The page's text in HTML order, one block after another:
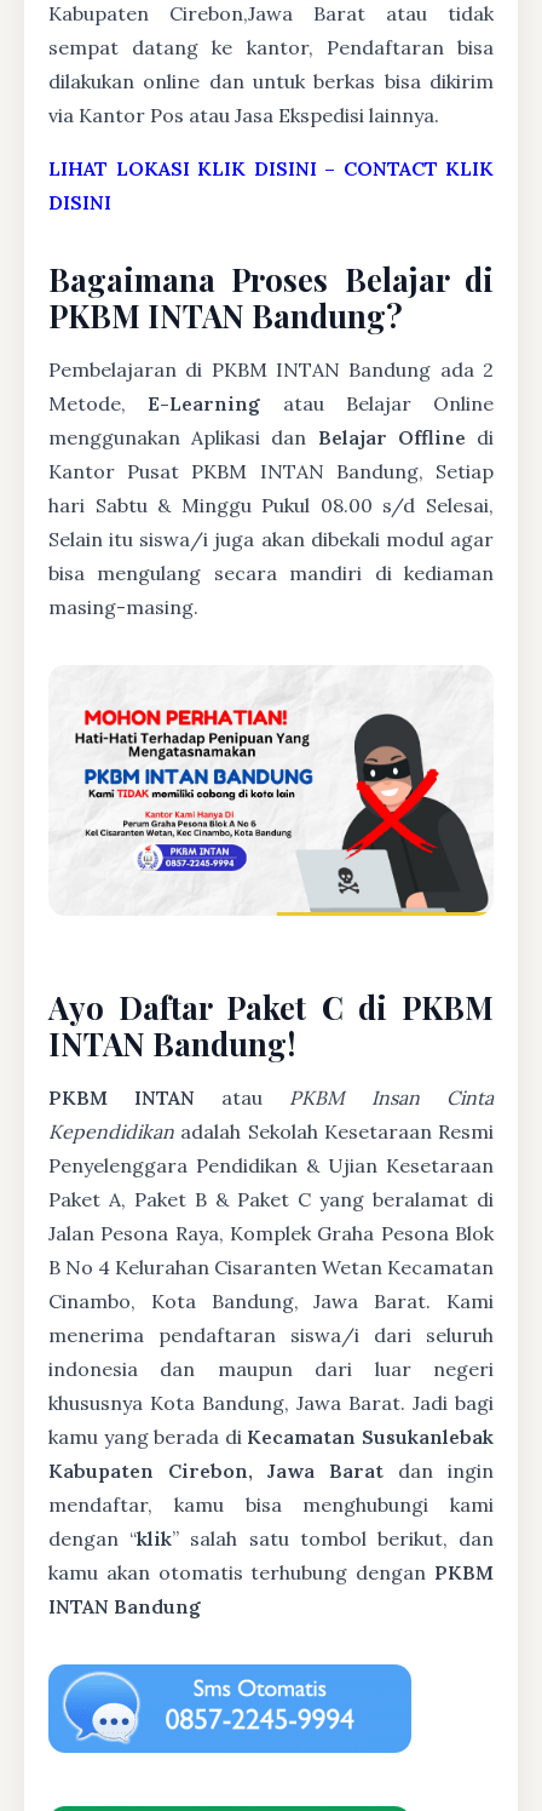
Kabupaten Cirebon,Jawa Barat atau tidak
sempat datang ke kantor, Pendaftaran bisa
dilakukan online dan untuk berkas bisa dikirim
via Kantor Pos atau Jasa Ekspedisi lainnya.
LIHAT LOKASI KLIK DISINI – CONTACT KLIK
DISINI
Bagaimana Proses Belajar di
PKBM INTAN Bandung?
Pembelajaran di PKBM INTAN Bandung ada 2
Metode,E-Learning atau Belajar Online
menggunakan Aplikasi dan Belajar Offline di
Kantor Pusat PKBM INTAN Bandung, Setiap
hari Sabtu & Minggu Pukul 08.00 s/d Selesai,
Selain itu siswa/i juga akan dibekali modul agar
bisa mengulang secara mandiri di kediaman
masing-masing.
Ayo Daftar Paket C di PKBM
INTAN Bandung!
PKBM INTAN atau PKBM Insan Cinta
Kependidikan adalah Sekolah Kesetaraan Resmi
Penyelenggara Pendidikan & Ujian Kesetaraan
Paket A, Paket B & Paket C yang beralamat di
Jalan Pesona Raya, Komplek Graha Pesona Blok
B No 4 Kelurahan Cisaranten Wetan Kecamatan
Cinambo, Kota Bandung, Jawa Barat. Kami
menerima pendaftaran siswa/i dari seluruh
indonesia dan maupun dari luar negeri
khususnya Kota Bandung, Jawa Barat. Jadi bagi
kamu yang berada di Kecamatan Susukanlebak
Kabupaten Cirebon, Jawa Barat dan ingin
mendaftar, kamu bisa menghubungi kami
dengan “klik” salah satu tombol berikut, dan
kamu akan otomatis terhubung dengan PKBM
INTAN Bandung